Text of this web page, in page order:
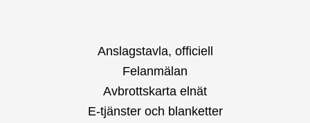
Anslagstavla, officiell
Felanmälan
Avbrottskarta elnät
E-tjänster och blanketter